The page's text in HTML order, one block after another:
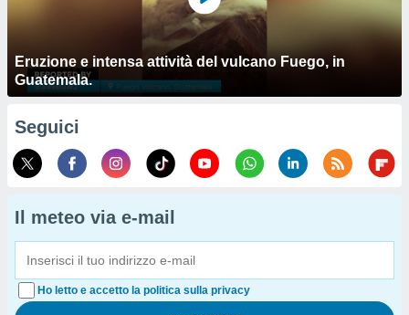
Eruzione e intensa attività del vulcano Fuego, in
Guatemala.
Seguici
Il meteo via e-mail
Ho letto e accetto la politica sulla privacy